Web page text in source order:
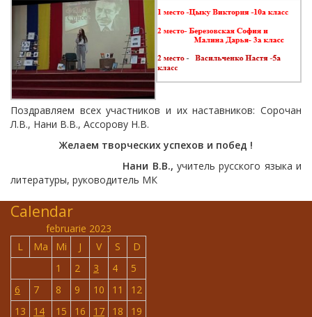
Поздравляем всех участников и их наставников: Сорочан
Л.В., Нани В.В., Ассорову Н.В.
Желаем творческих успехов и побед !
Нани В.В., учитель русского языка и
литературы, руководитель МК
Calendar
februarie 2023
L
Ma Mi J V S
D
1
2 3 4
5
6
7 8 9 10 11
12
13
14 15 16 17 18 19